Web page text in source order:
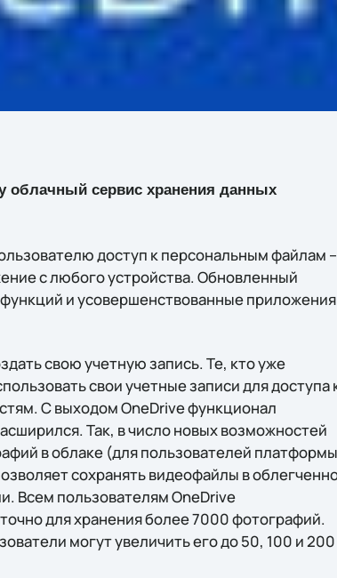
облачный сервис хранения данных
доступ к персональным файлам –
с любого устройства. Обновленный
и усовершенствованные приложения
свою учетную запись. Те, кто уже
свои учетные записи для доступа
С выходом OneDrive функционал
Так, в число новых возможностей
в облаке (для пользователей платформы
сохранять видеофайлы в
Всем пользователям OneDrive
для хранения более 7000 фотографий.
могут увеличить его до 50, 100 и 200